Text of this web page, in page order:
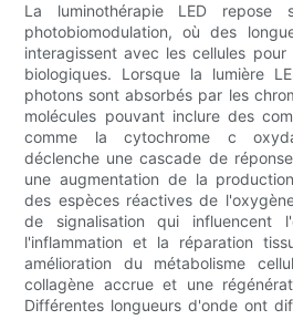
La luminothérapie LED
photobiomodulation, où des
interagissent avec les cellules
biologiques. Lorsque la lumière
photons sont absorbés par les
molécules pouvant inclure des
comme la cytochrome c
déclenche une cascade de
une augmentation de la
des espèces réactives de
de signalisation qui influencent
l'inflammation et la réparation
amélioration du métabolisme
collagène accrue et une
Différentes longueurs d'onde ont